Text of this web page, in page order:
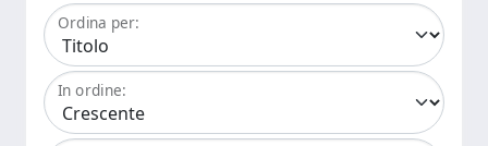
Ordina per:
In ordine: